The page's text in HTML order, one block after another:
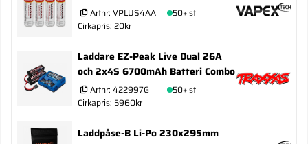
Artnr: VPLUS4AA
50+ st
Cirkapris: 20kr
Laddare EZ-Peak Live Dual 26A
och 2x4S 6700mAh Batteri Combo
Artnr: 422997G
50+ st
Cirkapris: 5960kr
Laddpåse-B Li-Po 230x295mm